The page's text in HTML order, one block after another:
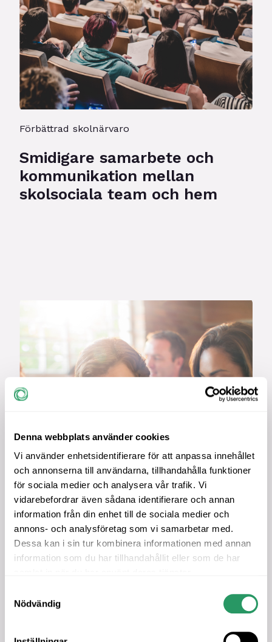
Denna webbplats använder cookies
Vi använder enhetsidentifierare för att anpassa innehållet
och annonserna till användarna, tillhandahålla funktioner
för sociala medier och analysera vår trafik. Vi
vidarebefordrar även sådana identifierare och annan
information från din enhet till de sociala medier och
annons- och analysföretag som vi samarbetar med.
Dessa kan i sin tur kombinera informationen med annan
information som du har tillhandahållit eller som de har
Nödvändig
Förbättrad skolnärvaro
Smidigare samarbete och
kommunikation mellan
skolsociala team och hem
Helhetssyn och delaktighet